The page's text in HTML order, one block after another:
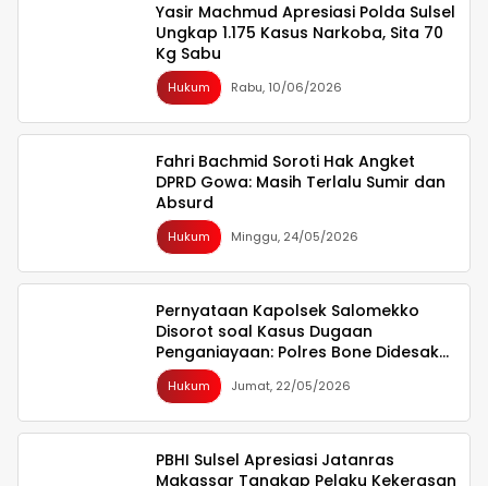
Yasir Machmud Apresiasi Polda Sulsel
Ungkap 1.175 Kasus Narkoba, Sita 70
Kg Sabu
Hukum Rabu, 10/06/2026
Fahri Bachmid Soroti Hak Angket
DPRD Gowa: Masih Terlalu Sumir dan
Absurd
Hukum Minggu, 24/05/2026
Pernyataan Kapolsek Salomekko
Disorot soal Kasus Dugaan
Penganiayaan: Polres Bone Didesak
Diambil Alih
Hukum Jumat, 22/05/2026
PBHI Sulsel Apresiasi Jatanras
Makassar Tangkap Pelaku Kekerasan